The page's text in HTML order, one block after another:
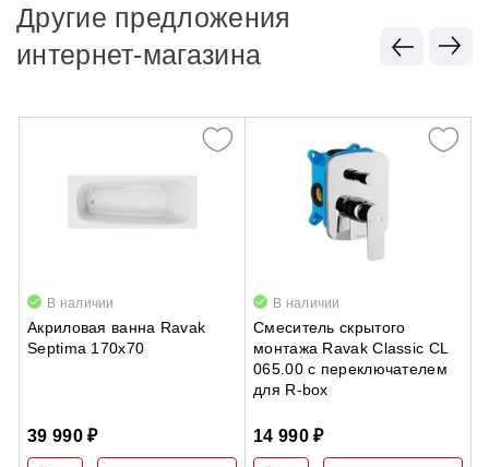
Другие предложения
интернет-магазина
В наличии
Акриловая ванна Ravak
Septima 170х70
39 990 ₽
В наличии
Смеситель скрытого
монтажа Ravak Classic CL
065.00 с переключателем
для R-box
14 990 ₽